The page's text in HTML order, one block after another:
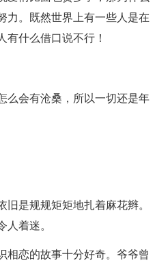
力。既然世界上有一些人是在
什么借口说不行！
么会有沧桑，所以一切还是年
是规规矩矩地扎着麻花辫。
着迷。
相恋的故事十分好奇。爷爷曾